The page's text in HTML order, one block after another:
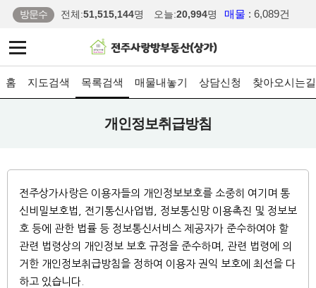
방문수 전체:51,515,144명 오늘:20,994명 매물 : 6,089건
홈 지도검색 목록검색 매물내놓기 상담신청 찾아오시는길
개인정보취급방침
전주상가사랑은 이용자들의 개인정보보호를 소중히 여기며 통
신비밀보호법, 전기통신사업법, 정보통신망 이용촉진 및 정보보
호 등에 관한 법률 등 정보통신서비스 제공자가 준수하여야 할
관련 법령상의 개인정보 보호 규정을 준수하며, 관련 법령에 의
거한 개인정보취급방침을 정하여 이용자 권익 보호에 최선을 다
하고 있습니다.